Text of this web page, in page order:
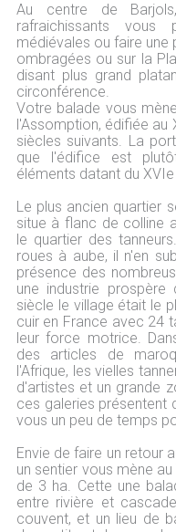
Au centre de
rafraichissants vous
médiévales ou faire une
ombragées ou sur la
disant plus grand
circonférence.
Votre balade vous
l'Assomption, édifiée au
siècles suivants. La
que l'édifice est
éléments datant du
Le plus ancien quartier
situe à flanc de colline
le quartier des
roues à aube, il n'en
présence des
une industrie
siècle le village était le
cuir en France avec 24
leur force motrice.
des articles de
l'Afrique, les vielles
d'artistes et un grande
ces galeries présentent
vous un peu de temps
Envie de faire un retour
un sentier vous mène
de 3 ha. Cette une
entre rivière et
couvent, et un lieu de